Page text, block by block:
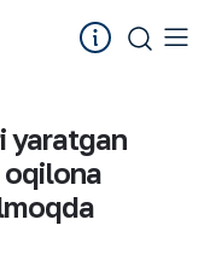
yaratgan